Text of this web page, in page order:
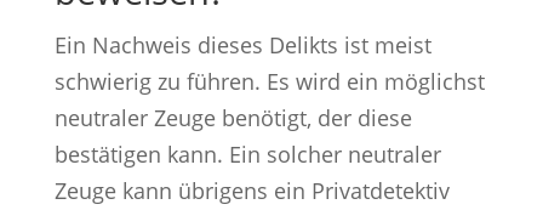
Ein Nachweis dieses Delikts ist meist
schwierig zu führen. Es wird ein möglichst
neutraler Zeuge benötigt, der diese
bestätigen kann. Ein solcher neutraler
Zeuge kann übrigens ein Privatdetektiv